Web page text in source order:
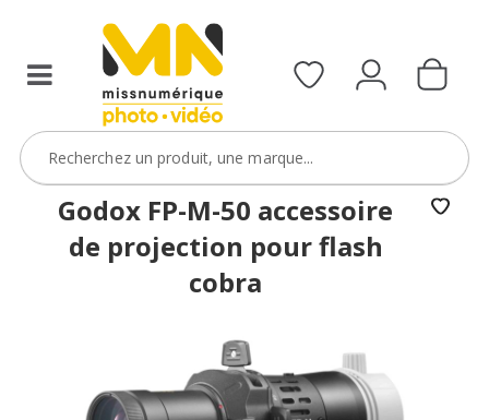
Godox FP-M-50 accessoire
de projection pour flash
cobra